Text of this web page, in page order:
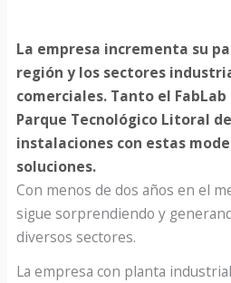
La empresa incrementa su
región y los sectores
comerciales. Tanto el
Parque Tecnológico Litoral
instalaciones con estas
soluciones.
Con menos de dos años en el
sigue sorprendiendo y
diversos sectores.
La empresa con planta